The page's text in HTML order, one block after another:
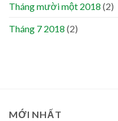
Tháng mười một 2018 (2)
Tháng 7 2018 (2)
MỚI NHẤT